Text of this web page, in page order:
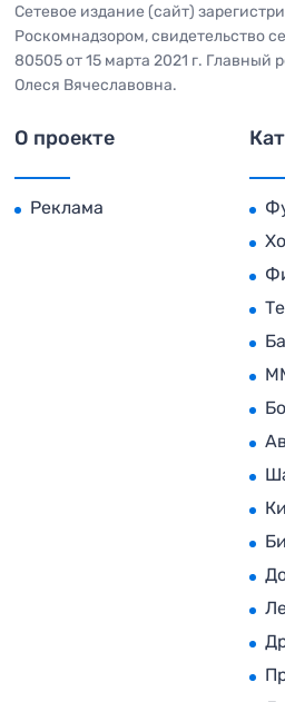
Сетевое издание (сайт)
Роскомнадзором, свидетельство
80505 от 15 марта 2021 г. Главный
Олеся Вячеславовна.
О проекте
Реклама